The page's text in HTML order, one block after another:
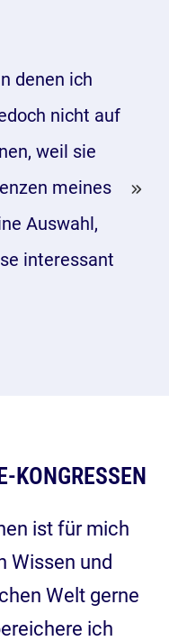
denen ich
nicht auf
weil sie
meines
Auswahl,
interessant
KONGRESSEN
ist für mich
Wissen und
Welt gerne
ich